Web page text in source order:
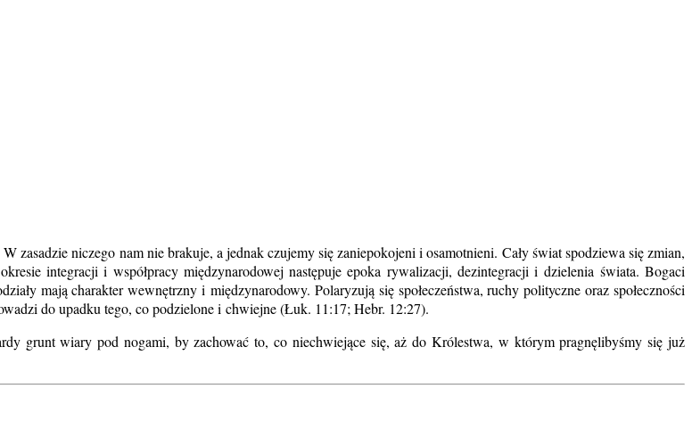
zasadzie niczego nam nie brakuje, a jednak czujemy się zaniepokojeni i osamotnieni. Cały świat spodziewa się zmian,
integracji i współpracy międzynarodowej następuje epoka rywalizacji, dezintegracji i dzielenia świata. Bogaci
mają charakter wewnętrzny i międzynarodowy. Polaryzują się społeczeństwa, ruchy polityczne oraz społeczności
do upadku tego, co podzielone i chwiejne (Łuk. 11:17; Hebr. 12:27).
grunt wiary pod nogami, by zachować to, co niechwiejące się, aż do Królestwa, w którym pragnęlibyśmy się już